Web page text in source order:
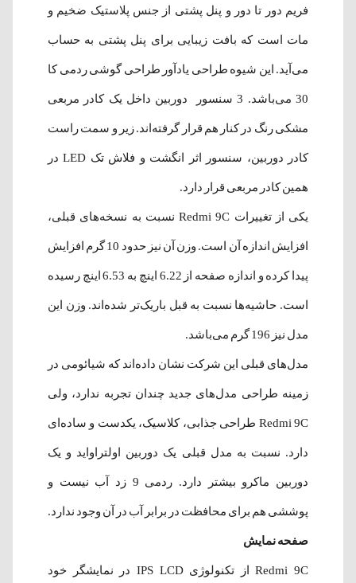
فریم دور تا دور و پنل پشتی از جنس پلاستیک ضخیم و
مات است که بافت زیبایی برای پنل پشتی به حساب
می‌آید. این شیوه طراحی یاد‌آور طراحی گوشی ردمی کا
30 می‌باشد. 3 سنسور دوربین داخل یک کادر مربعی
مشکی رنگ در کنار هم قرار گرفته‌اند‌. زیر و سمت راست
کادر دوربین، سنسور اثر انگشت ‌و فلاش تک LED در
همین کادر مربعی قرار دارد.
یکی از تغییرات Redmi 9C نسبت به نسخه‌های قبلی،
افزایش اندازه آن است. وزن آن نیز حدود 10 گرم افزایش
پیدا کرده و اندازه صفحه از 6.22 اینچ به 6.53 اینچ رسیده
است. حاشیه‌ها نسبت به قبل باریک‌تر شده‌اند. وزن این
مدل نیز 196 گرم می‌باشد.
مدل‌های قبلی این شرکت نشان داده‌اند که شیائومی در
زمینه طراحی مدل‌های جدید چندان تجربه ندارد، ولی
Redmi 9C طراحی جذابی، کلاسیک، یکدست و ساده‌ای
دارد. نسبت به مدل قبلی یک دوربین اولتراواید و یک
دوربین ماکرو بیشتر دارد. ردمی 9 زد آب نیست و
پوششی هم برای محافظت در برابر آب در آن وجود ندارد.
صفحه نمایش
Redmi 9C از تکنولوژی IPS LCD در نمایشگر خود